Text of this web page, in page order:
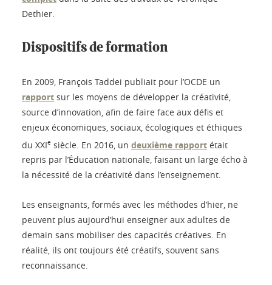
Dethier.
Dispositifs de formation
En 2009, François Taddei publiait pour l’OCDE un
rapport sur les moyens de développer la créativité,
source d’innovation, afin de faire face aux défis et
enjeux économiques, sociaux, écologiques et éthiques
du XXIe siècle. En 2016, un deuxième rapport était
repris par l’Éducation nationale, faisant un large écho à
la nécessité de la créativité dans l’enseignement.
Les enseignants, formés avec les méthodes d’hier, ne
peuvent plus aujourd’hui enseigner aux adultes de
demain sans mobiliser des capacités créatives. En
réalité, ils ont toujours été créatifs, souvent sans
reconnaissance.